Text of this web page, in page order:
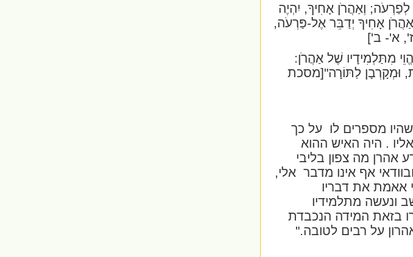
וְאַהֲרֹן אָחִיךָ, יִהְיֶה
אָחִיךָ יְדַבֵּר אֶל-פַּרְעֹה,
א'- ב']
מִתַּלְמִידָיו שֶׁל אַהֲרֹן:
וּמְקָרְבָן לַתּוֹרָה"[מסכת
מספרים לו על כך
. היה האיש ההוא
אהרן מה צפון בליבי
אף אינו מדבר אלי,
אאמת את דבריו
ונעשה מתלמידיו
בזאת המידה הנכבדת
על רבים לטובה."